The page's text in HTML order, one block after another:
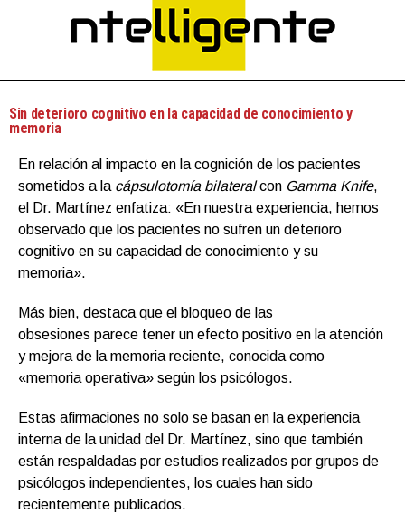
Sin deterioro cognitivo en la capacidad de conocimiento y
memoria
En relación al impacto en la cognición de los pacientes
sometidos a la cápsulotomía bilateralcon Gamma Knife,
el Dr. Martínez enfatiza: «En nuestra experiencia, hemos
observado que los pacientes no sufren un deterioro
cognitivo en su capacidad de conocimiento y su
memoria».
Más bien, destaca que el bloqueo de las
obsesiones parece tener un efecto positivo en la atención
y mejora de la memoria reciente, conocida como
«memoria operativa» según los psicólogos.
Estas afirmaciones no solo se basan en la experiencia
interna de la unidad del Dr. Martínez, sino que también
están respaldadas por estudios realizados por grupos de
psicólogos independientes, los cuales han sido
recientemente publicados.